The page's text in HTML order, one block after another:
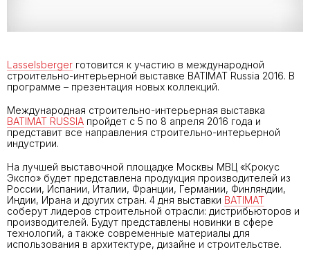
Lasselsberger готовится к участию в международной
строительно-интерьерной выставке BATIMAT Russia 2016. В
программе – презентация новых коллекций.
Международная строительно-интерьерная выставка
BATIMAT RUSSIA пройдет с 5 по 8 апреля 2016 года и
представит все направления строительно-интерьерной
индустрии.
На лучшей выставочной площадке Москвы МВЦ «Крокус
Экспо» будет представлена продукция производителей из
России, Испании, Италии, Франции, Германии, Финляндии,
Индии, Ирана и других стран. 4 дня выставки BATIMAT
соберут лидеров строительной отрасли: дистрибьюторов и
производителей. Будут представлены новинки в сфере
технологий, а также современные материалы для
использования в архитектуре, дизайне и строительстве.